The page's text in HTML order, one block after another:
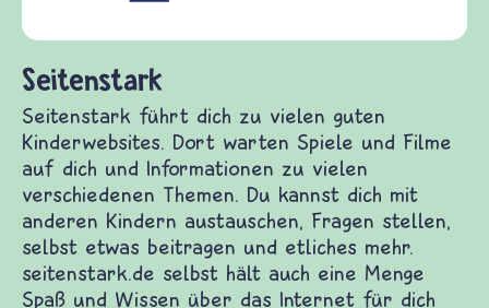
und Frieden, Streit und Gewalt.